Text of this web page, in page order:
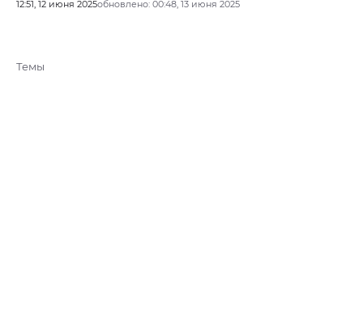
12:51, 12 июня 2025обновлено: 00:48, 13 июня 2025
Темы